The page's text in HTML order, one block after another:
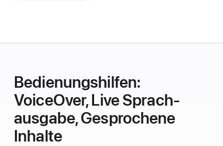
Bedie­nungs­hilfen:
VoiceOver, Live Sprach­
ausgabe, Gesprochene
Inhalte